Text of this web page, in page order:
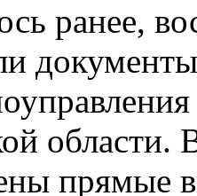
ранее,
области.
прямые